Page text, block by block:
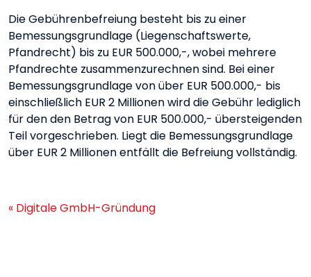
Die Gebührenbefreiung besteht bis zu einer
Bemessungsgrundlage (Liegenschaftswerte,
Pfandrecht) bis zu EUR 500.000,-, wobei mehrere
Pfandrechte zusammenzurechnen sind. Bei einer
Bemessungsgrundlage von über EUR 500.000,- bis
einschließlich EUR 2 Millionen wird die Gebühr lediglich
für den den Betrag von EUR 500.000,- übersteigenden
Teil vorgeschrieben. Liegt die Bemessungsgrundlage
über EUR 2 Millionen entfällt die Befreiung vollständig.
« Digitale GmbH-Gründung